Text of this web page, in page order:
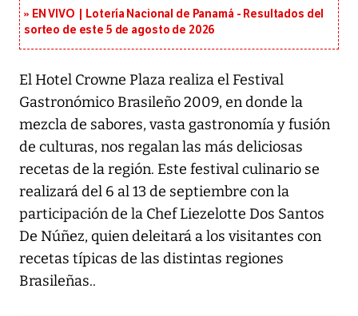
EN VIVO | Lotería Nacional de Panamá - Resultados del
sorteo de este 5 de agosto de 2026
El Hotel Crowne Plaza realiza el Festival
Gastronómico Brasileño 2009, en donde la
mezcla de sabores, vasta gastronomía y fusión
de culturas, nos regalan las más deliciosas
recetas de la región. Este festival culinario se
realizará del 6 al 13 de septiembre con la
participación de la Chef Liezelotte Dos Santos
De Núñez, quien deleitará a los visitantes con
recetas típicas de las distintas regiones
Brasileñas..